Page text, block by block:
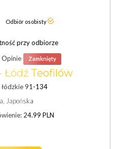
Odbiór osobisty
przy odbiorze
Opinie
Zamknięty
Łódź Teofilów
91-134
Japońska
24.99 PLN